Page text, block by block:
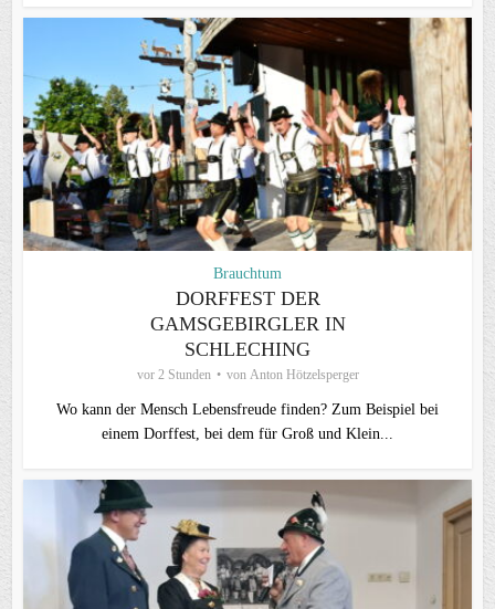
Brauchtum
DORFFEST DER
GAMSGEBIRGLER IN
SCHLECHING
vor 2 Stunden von Anton Hötzelsperger
Wo kann der Mensch Lebensfreude finden? Zum Beispiel bei
einem Dorffest, bei dem für Groß und Klein...